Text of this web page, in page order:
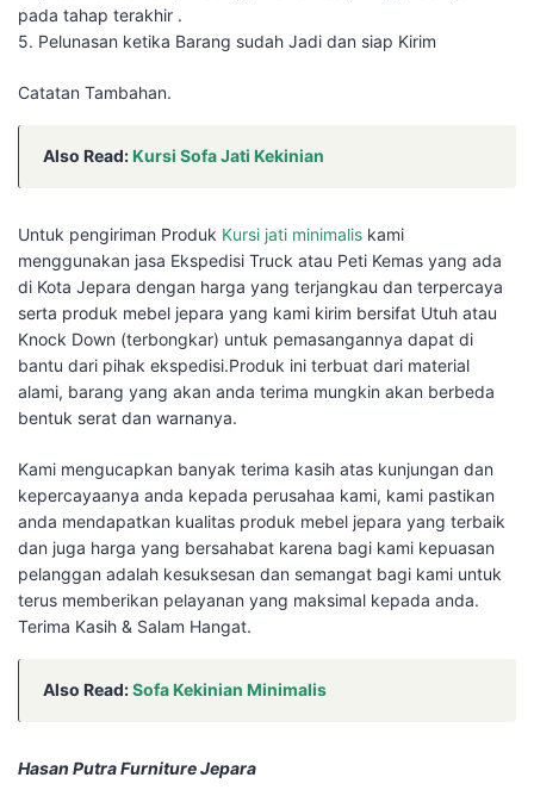
pada tahap terakhir .
5. Pelunasan ketika Barang sudah Jadi dan siap Kirim
Catatan Tambahan.
Also Read:Kursi Sofa Jati Kekinian
Untuk pengiriman Produk Kursi jati minimalis kami
menggunakan jasa Ekspedisi Truck atau Peti Kemas yang ada
di Kota Jepara dengan harga yang terjangkau dan terpercaya
serta produk mebel jepara yang kami kirim bersifat Utuh atau
Knock Down (terbongkar) untuk pemasangannya dapat di
bantu dari pihak ekspedisi.Produk ini terbuat dari material
alami, barang yang akan anda terima mungkin akan berbeda
bentuk serat dan warnanya.
Kami mengucapkan banyak terima kasih atas kunjungan dan
kepercayaanya anda kepada perusahaa kami, kami pastikan
anda mendapatkan kualitas produk mebel jepara yang terbaik
dan juga harga yang bersahabat karena bagi kami kepuasan
pelanggan adalah kesuksesan dan semangat bagi kami untuk
terus memberikan pelayanan yang maksimal kepada anda.
Terima Kasih & Salam Hangat.
Also Read:Sofa Kekinian Minimalis
Hasan Putra Furniture Jepara